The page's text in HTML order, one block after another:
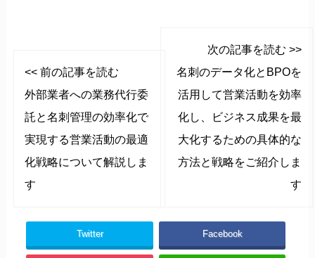
<< 前の記事を読む
外部業者への業務代行委
託と名刺管理の効率化で
実現する営業活動の最適
化戦略について解説しま
す
次の記事を読む >>
名刺のデータ化とBPOを
活用して営業活動を効率
化し、ビジネス成果を最
大化するための具体的な
方法と戦略をご紹介しま
す
Twitter Facebook